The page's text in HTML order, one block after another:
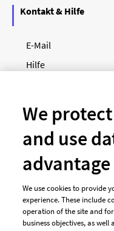
Kontakt & Hilfe
E-Mail
Hilfe
Unsere Zahlungsarten
We
and use
advantage
We use cookies to provide
experience. These include
operation of the site and
business objectives, as